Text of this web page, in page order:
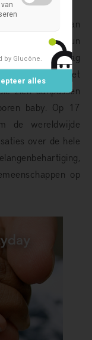
bewustzijn van
baby's en hun
geweldige dag
die met
zich aanpassen
baby. Op 17
de wereldwijde
over de hele
op
by Glucône.
alles